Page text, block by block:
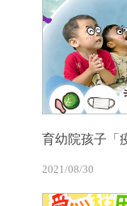
育幼院孩子「
2021/08/30